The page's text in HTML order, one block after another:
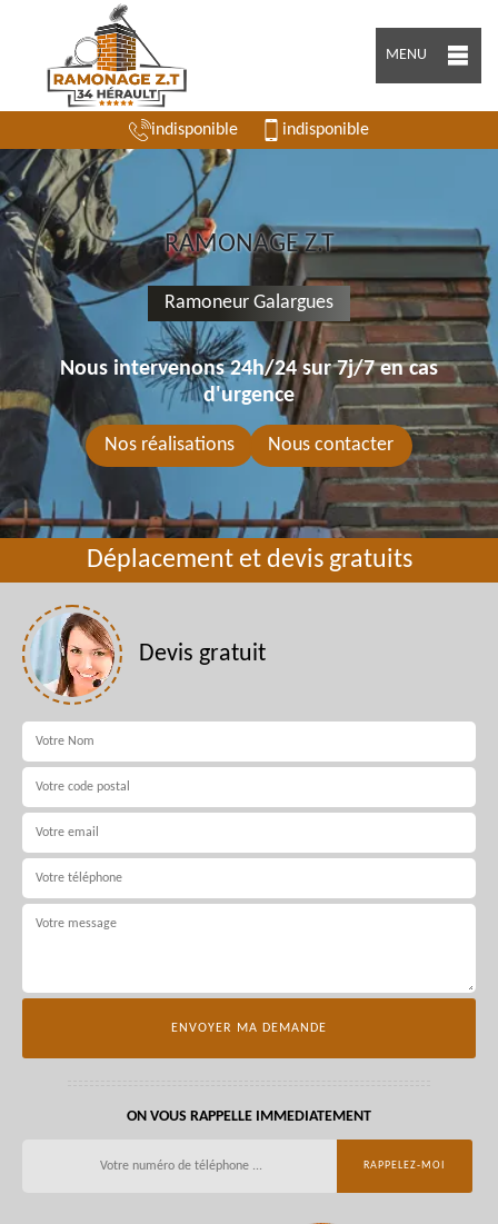
MENU
indisponible indisponible
RAMONAGE Z.T
Ramoneur Galargues
Nous intervenons 24h/24 sur 7j/7 en cas
d'urgence
Nos réalisations Nous contacter
Déplacement et devis gratuits
Devis gratuit
ON VOUS RAPPELLE IMMEDIATEMENT